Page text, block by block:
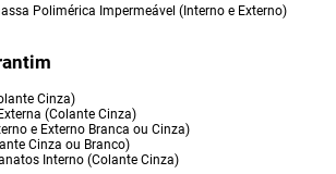
Polimérica Impermeável (Interno e Externo)
Cinza)
(Colante Cinza)
e Externo Branca ou Cinza)
Cinza ou Branco)
Interno (Colante Cinza)